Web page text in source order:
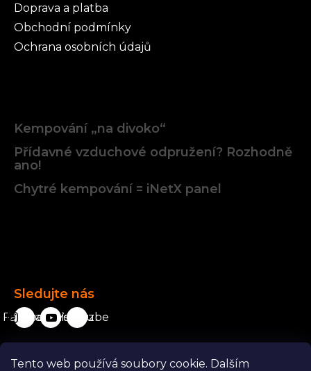
Tento web používá soubory cookie. Dalším
Doprava a platba
Obchodní podmínky
Ochrana osobních údajů
Kempování „na divoko“
Přídavné vzduchové odpružení? Rozhodně
ano!
Chytré kempování = iNetX panel
Sledujte nás
Facebook
karavanista.cz
YouTube